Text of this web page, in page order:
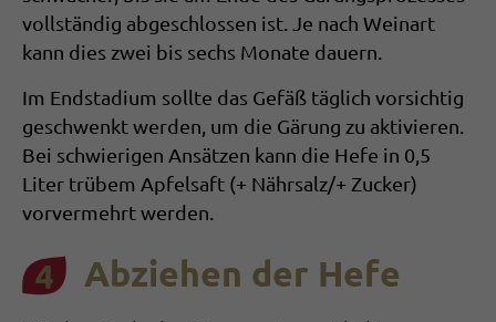
vollständig abgeschlossen ist. Je nach Wein­art
kann dies zwei bis sechs Monate dauern.
Im Endstadium sollte das Gefäß täglich vorsichtig
geschwenkt werden, um die Gärung zu aktivieren.
Bei schwierigen Ansätzen kann die Hefe in 0,5
Liter trübem Apfelsaft (+ Nähr­salz/+ Zucker)
vorvermehrt werden.
Abziehen der Hefe